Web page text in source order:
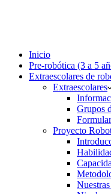
Inicio
Pre-robótica (3 a 5
Extraescolares de
Extraescolares
Grupos
Proyecto